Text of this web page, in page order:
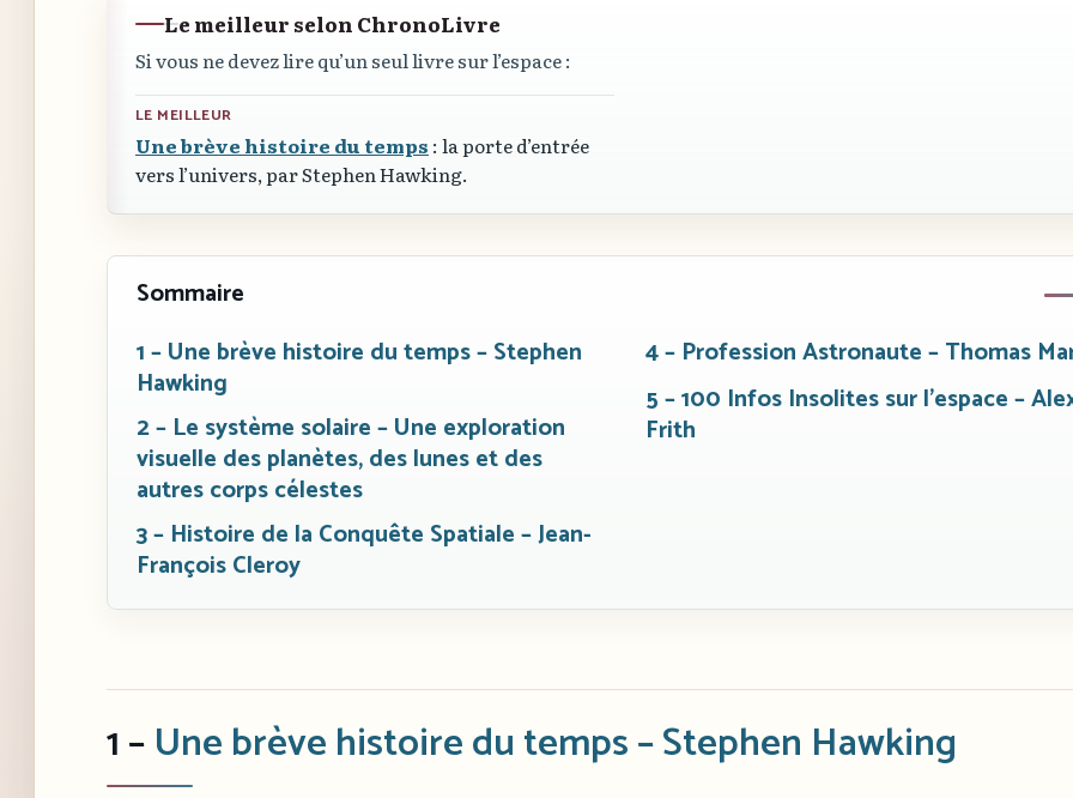
Le meilleur selon ChronoLivre
Si vous ne devez lire qu’un seul livre sur l’espace :
LE MEILLEUR
Une brève histoire du temps : la porte d’entrée
vers l’univers, par Stephen Hawking.
Sommaire
1 – Une brève histoire du temps – Stephen
Hawking
2 – Le système solaire – Une exploration
visuelle des planètes, des lunes et des
autres corps célestes
3 – Histoire de la Conquête Spatiale – Jean-
François Cleroy
4 – Profession Astronaute – Thomas
5 – 100 Infos Insolites sur l’espace – Alex
Frith
1 –Une brève histoire du temps – Stephen Hawking